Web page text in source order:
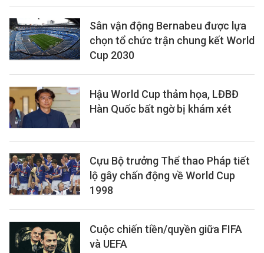
Sân vận động Bernabeu được lựa
chọn tổ chức trận chung kết World
Cup 2030
Hậu World Cup thảm họa, LĐBĐ
Hàn Quốc bất ngờ bị khám xét
Cựu Bộ trưởng Thể thao Pháp tiết
lộ gây chấn động về World Cup
1998
Cuộc chiến tiền/quyền giữa FIFA
và UEFA